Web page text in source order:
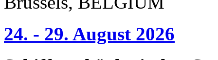
24. - 29. August 2026